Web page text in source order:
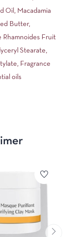
Oil, Macadamia
Butter,
Rhamnoides Fruit
Stearate,
Fragrance
oils